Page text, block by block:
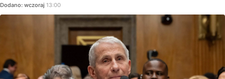
Dodano: wczoraj 13:00